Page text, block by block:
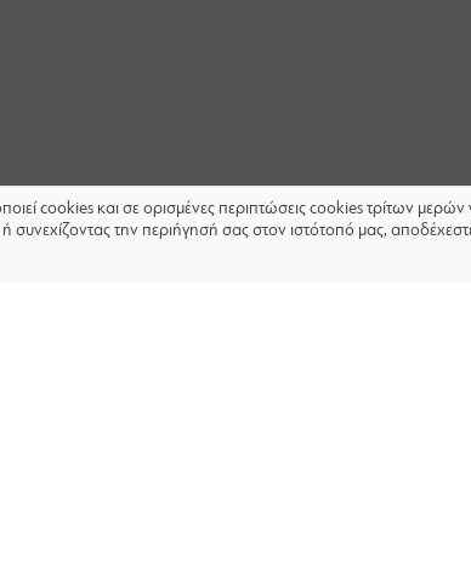
cookies και σε ορισμένες περιπτώσεις cookies τρίτων
συνεχίζοντας την περιήγησή σας στον ιστότοπό μας,